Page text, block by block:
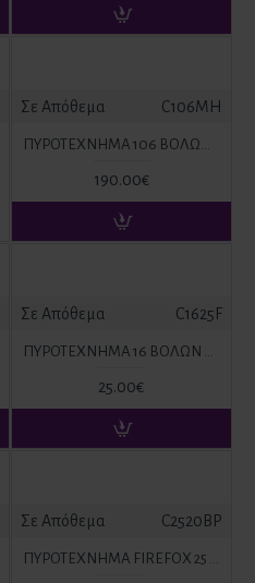
Σε Απόθεμα C106MH
190.00€
Σε Απόθεμα C1625F
25.00€
Σε Απόθεμα C2520BP